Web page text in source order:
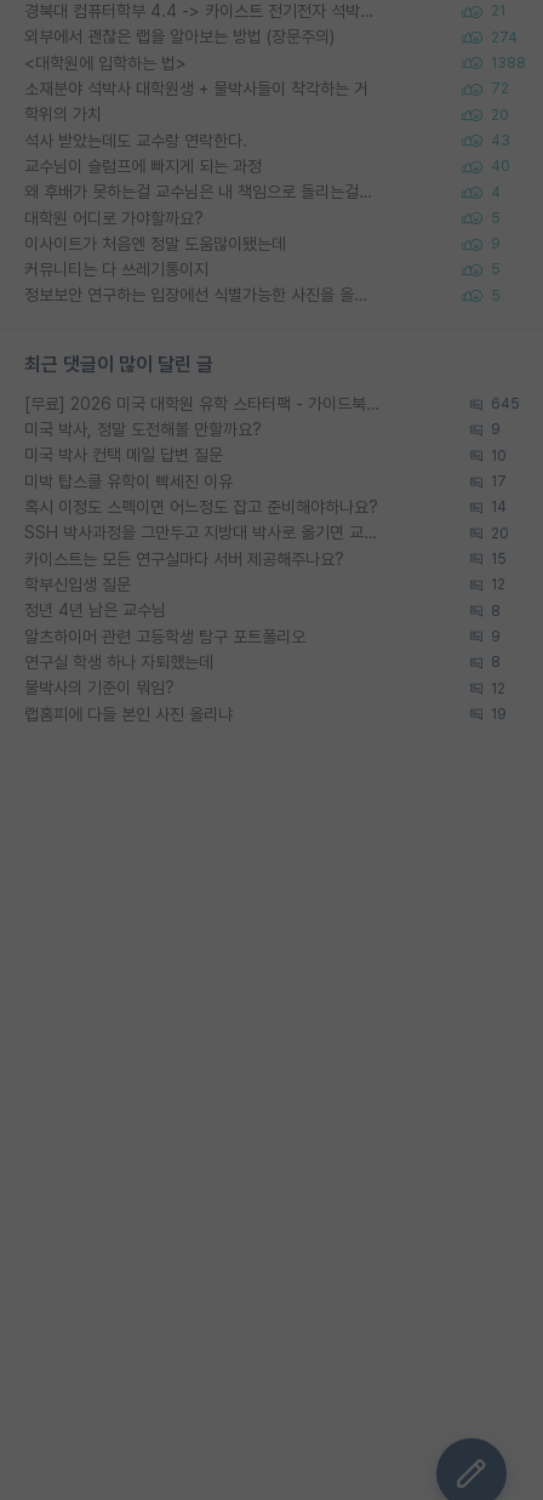
경북대 컴퓨터학부 4.4 -> 카이스트 전기전자 석박사통합과정 합격 21
외부에서 괜찮은 랩을 알아보는 방법 (장문주의) 274
<대학원에 입학하는 법> 1388
소재분야 석박사 대학원생 + 물박사들이 착각하는 거 72
학위의 가치 20
석사 받았는데도 교수랑 연락한다. 43
교수님이 슬럼프에 빠지게 되는 과정 40
왜 후배가 못하는걸 교수님은 내 책임으로 돌리는걸까요? 4
대학원 어디로 가야할까요? 5
이사이트가 처음엔 정말 도움많이됐는데 9
커뮤니티는 다 쓰레기통이지 5
정보보안 연구하는 입장에선 식별가능한 사진을 올리는건 비추이긴함 5
최근 댓글이 많이 달린 글
[무료] 2026 미국 대학원 유학 스타터팩 - 가이드북 & 합격자 컨택메일 템플릿 645
미국 박사, 정말 도전해볼 만할까요? 9
미국 박사 컨택 메일 답변 질문 10
미박 탑스쿨 유학이 빡세진 이유 17
혹시 이정도 스펙이면 어느정도 잡고 준비해야하나요? 14
SSH 박사과정을 그만두고 지방대 박사로 옮기면 교수의 꿈은 끝일까요? 20
카이스트는 모든 연구실마다 서버 제공해주나요? 15
학부신입생 질문 12
정년 4년 남은 교수님 8
알츠하이머 관련 고등학생 탐구 포트폴리오 9
연구실 학생 하나 자퇴했는데 8
물박사의 기준이 뭐임? 12
랩홈피에 다들 본인 사진 올리냐 19